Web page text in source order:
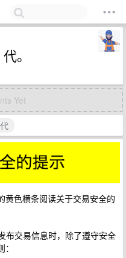
。
Yet
代
黄色横条阅读关于交易安全的
布交易信息时，除了遵守安全